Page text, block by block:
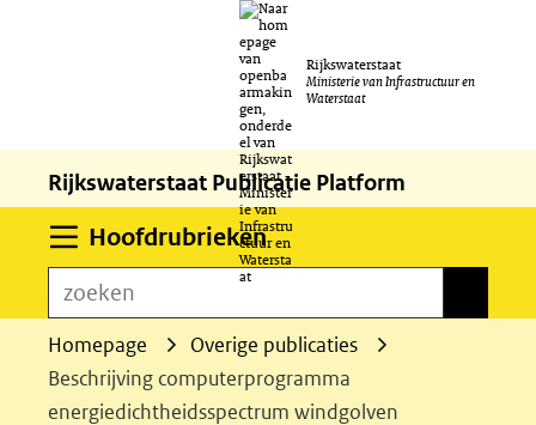
naar
de
inhoud
Rijkswaterstaat
Ministerie van Infrastructuur en
Waterstaat
Rijkswaterstaat Publicatie Platform
HoofdrubriekenUitklappen
zoeken
Homepage
Overige publicaties
Beschrijving computerprogramma
energiedichtheidsspectrum windgolven